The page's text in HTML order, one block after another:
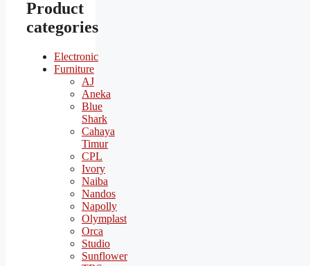
Product
categories
Electronic
Furniture
AJ
Aneka
Blue
Shark
Cahaya
Timur
CPL
Ivory
Naiba
Nandos
Napolly
Olymplast
Orca
Studio
Sunflower